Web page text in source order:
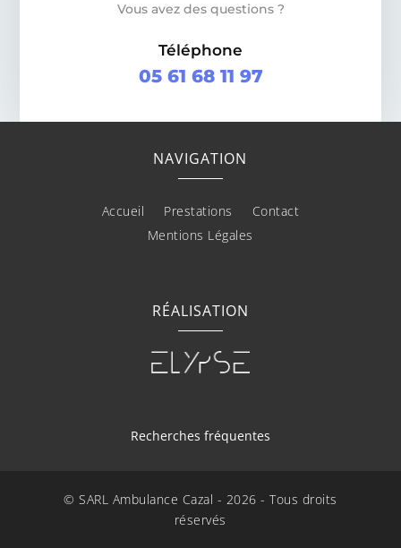
Vous avez des questions ?
Téléphone
05 61 68 11 97
NAVIGATION
Accueil Prestations
Contact
Mentions Légales
RÉALISATION
Recherches fréquentes
Transport VSL à Mirepoix
© SARL Ambulance Cazal - 2026 - Tous droits
réservés